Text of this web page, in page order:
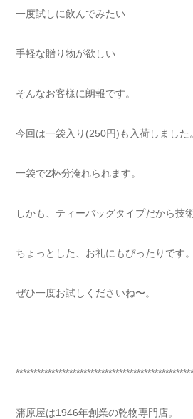
一度試しに飲んでみたい
手軽な贈り物が欲しい
そんなお客様に朗報です。
今回は一袋入り(250円)も入荷しました。
一袋で2杯分淹れられます。
しかも、ティーバッグタイプだから技
ちょっとした、お礼にもぴったりです。
ぜひ一度お試しくださいね〜。
蒲原屋は1946年創業の乾物専門店。